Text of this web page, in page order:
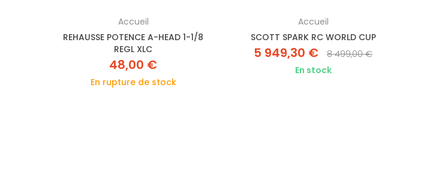
Accueil
REHAUSSE POTENCE A-HEAD 1-1/8
REGL XLC
48,00 €
En rupture de stock
Accueil
SCOTT SPARK RC WORLD CUP
5 949,30 €
8 499,00 €
En stock